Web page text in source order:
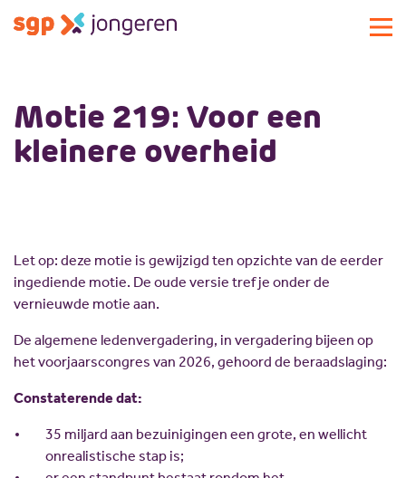
Activiteiten
Standpunten
Lid worden
Doneren
Magazines
Nieuw politiek talent
Over SGP-jongeren
Over SGP-jongeren
Missie en visie
Partners
Landelijke SGP
Motie 219: Voor een
kleinere overheid
Let op: deze motie is gewijzigd ten opzichte van de eerder
ingediende motie. De oude versie tref je onder de
vernieuwde motie aan.
De algemene ledenvergadering, in vergadering bijeen op
het voorjaarscongres van 2026, gehoord de beraadslaging:
Constaterende dat:
35 miljard aan bezuinigingen een grote, en wellicht
onrealistische stap is;